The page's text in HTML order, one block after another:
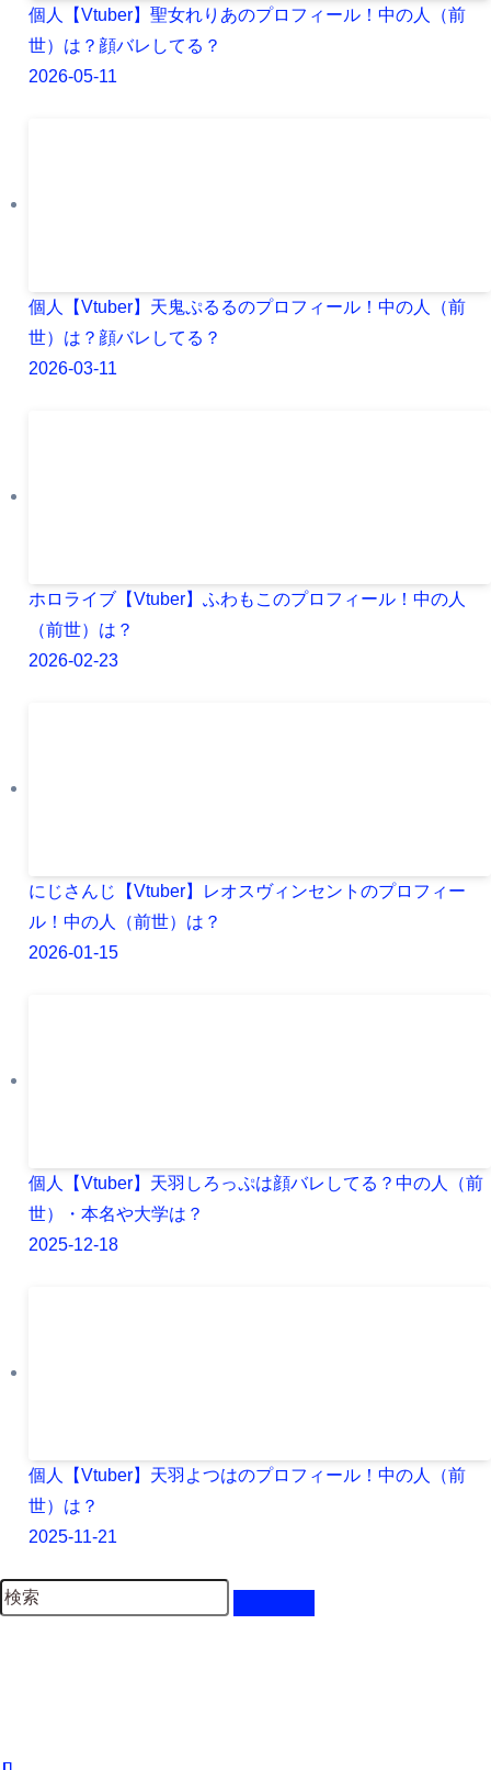
個人【Vtuber】聖女れりあのプロフィール！中の人（前
世）は？顔バレしてる？
2026-05-11
個人【Vtuber】天鬼ぷるるのプロフィール！中の人（前
世）は？顔バレしてる？
2026-03-11
ホロライブ【Vtuber】ふわもこのプロフィール！中の人
（前世）は？
2026-02-23
にじさんじ【Vtuber】レオスヴィンセントのプロフィー
ル！中の人（前世）は？
2026-01-15
個人【Vtuber】天羽しろっぷは顔バレしてる？中の人（前
世）・本名や大学は？
2025-12-18
個人【Vtuber】天羽よつはのプロフィール！中の人（前
世）は？
2025-11-21